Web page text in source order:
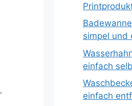
,
simpel und
einfach
einfach